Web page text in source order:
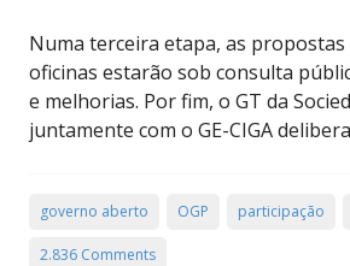
Numa terceira etapa, as
oficinas estarão sob consulta
e melhorias. Por fim, o GT da
juntamente com o GE-CIGA
governo aberto OGP participação
2.836 Comments